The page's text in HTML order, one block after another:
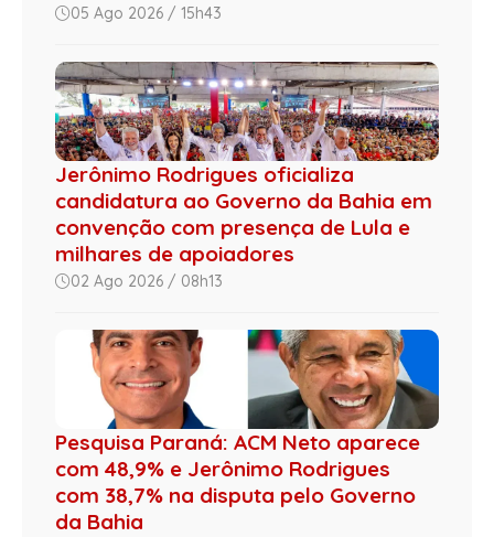
05 Ago 2026 / 15h43
Jerônimo Rodrigues oficializa
candidatura ao Governo da Bahia em
convenção com presença de Lula e
milhares de apoiadores
02 Ago 2026 / 08h13
Pesquisa Paraná: ACM Neto aparece
com 48,9% e Jerônimo Rodrigues
com 38,7% na disputa pelo Governo
da Bahia